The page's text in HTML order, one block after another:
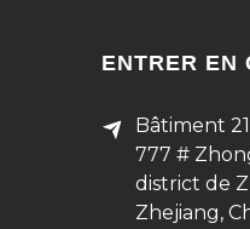
ENTRER EN
Bâtiment
777 #
district de
Zhejiang,